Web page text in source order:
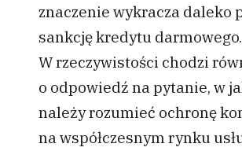
znaczenie wykracza daleko
sankcję kredytu darmowego.
W rzeczywistości chodzi
o odpowiedź na pytanie, w
należy rozumieć ochronę
na współczesnym rynku